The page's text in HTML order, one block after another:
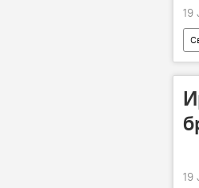
19
19